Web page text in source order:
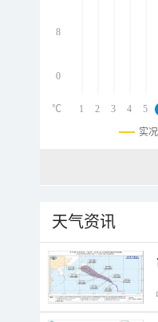
8
0
1 2 3 4 5
℃
实
天气资讯